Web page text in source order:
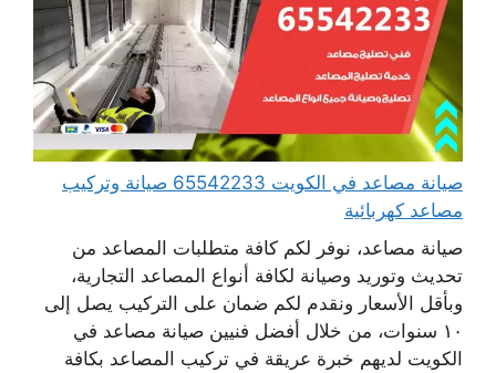
صيانة مصاعد في الكويت 65542233 صيانة وتركيب
مصاعد كهربائية
صيانة مصاعد، نوفر لكم كافة متطلبات المصاعد من
تحديث وتوريد وصيانة لكافة أنواع المصاعد التجارية،
وبأقل الأسعار ونقدم لكم ضمان على التركيب يصل إلى
١٠ سنوات، من خلال أفضل فنيين صيانة مصاعد في
الكويت لديهم خبرة عريقة في تركيب المصاعد بكافة